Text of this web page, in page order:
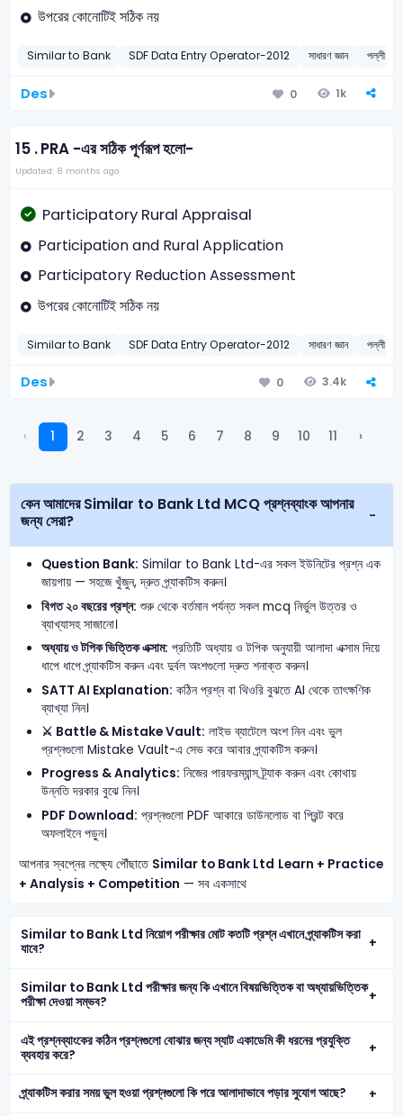
উপরের কোনোটিই সঠিক নয়
Similar to Bank SDF Data Entry Operator-2012 সাধারণ জ্ঞান পল্লী
Des 0 1k
15 .PRA -এর সঠিক পূর্ণরূপ হলো-
Updated: 8 months ago
Participatory Rural Appraisal
Participation and Rural Application
Participatory Reduction Assessment
উপরের কোনোটিই সঠিক নয়
Similar to Bank SDF Data Entry Operator-2012 সাধারণ জ্ঞান পল্লী
Des 0 3.4k
‹ 1 2 3 4 5 6 7 8 9 10 11 ›
কেন আমাদের Similar to Bank Ltd MCQ প্রশ্নব্যাংক আপনার
জন্য সেরা?
Question Bank: Similar to Bank Ltd-এর সকল ইউনিটের প্রশ্ন এক
জায়গায় — সহজে খুঁজুন, দ্রুত প্র্যাকটিস করুন।
বিগত ২০ বছরের প্রশ্ন: শুরু থেকে বর্তমান পর্যন্ত সকল mcq নির্ভুল উত্তর ও
ব্যাখ্যাসহ সাজানো।
অধ্যায় ও টপিক ভিত্তিক এক্সাম: প্রতিটি অধ্যায় ও টপিক অনুযায়ী আলাদা এক্সাম দিয়ে
ধাপে ধাপে প্র্যাকটিস করুন এবং দুর্বল অংশগুলো দ্রুত শনাক্ত করুন।
SATT AI Explanation: কঠিন প্রশ্ন বা থিওরি বুঝতে AI থেকে তাৎক্ষণিক
ব্যাখ্যা নিন।
⚔️ Battle & Mistake Vault: লাইভ ব্যাটেলে অংশ নিন এবং ভুল
প্রশ্নগুলো Mistake Vault-এ সেভ করে আবার প্র্যাকটিস করুন।
Progress & Analytics: নিজের পারফরম্যান্স ট্র্যাক করুন এবং কোথায়
উন্নতি দরকার বুঝে নিন।
PDF Download: প্রশ্নগুলো PDF আকারে ডাউনলোড বা প্রিন্ট করে
অফলাইনে পড়ুন।
আপনার স্বপ্নের লক্ষ্যে পৌঁছাতে Similar to Bank Ltd Learn + Practice
+ Analysis + Competition — সব একসাথে
Similar to Bank Ltd নিয়োগ পরীক্ষার মোট কতটি প্রশ্ন এখানে প্র্যাকটিস করা
যাবে?
Similar to Bank Ltd পরীক্ষার জন্য কি এখানে বিষয়ভিত্তিক বা অধ্যায়ভিত্তিক
পরীক্ষা দেওয়া সম্ভব?
এই প্রশ্নব্যাংকের কঠিন প্রশ্নগুলো বোঝার জন্য স্যাট একাডেমি কী ধরনের প্রযুক্তি
ব্যবহার করে?
প্র্যাকটিস করার সময় ভুল হওয়া প্রশ্নগুলো কি পরে আলাদাভাবে পড়ার সুযোগ আছে?